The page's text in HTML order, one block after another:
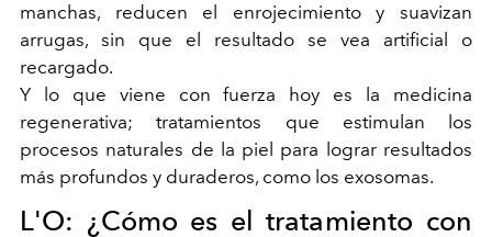
manchas, reducen el enrojecimiento y suavizan
arrugas, sin que el resultado se vea artificial o
recargado.
Y lo que viene con fuerza hoy es la medicina
regenerativa; tratamientos que estimulan los
procesos naturales de la piel para lograr resultados
más profundos y duraderos, como los exosomas.
L'O: ¿Cómo es el tratamiento con